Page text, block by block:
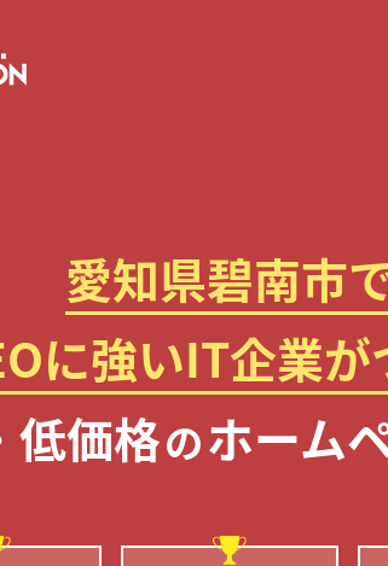
愛知県碧南市
に強いIT企業が
低価格のホーム